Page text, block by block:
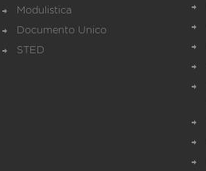
Modulistica
Documento Unico
STED